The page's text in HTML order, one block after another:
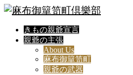
きもの親爺宣言
親爺の主張
About Us
麻布御簞笥町
親爺の武器